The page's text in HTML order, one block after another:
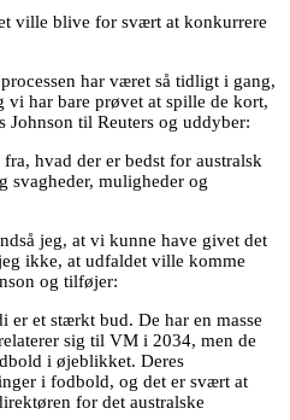
ville blive for svært at konkurrere
har været så tidligt i gang,
vi har bare prøvet at spille de kort,
Johnson til Reuters og uddyber:
hvad der er bedst for australsk
svagheder, muligheder og
jeg, at vi kunne have givet det
ikke, at udfaldet ville komme
og tilføjer:
er et stærkt bud. De har en masse
sig til VM i 2034, men de
i øjeblikket. Deres
i fodbold, og det er svært at
for det australske